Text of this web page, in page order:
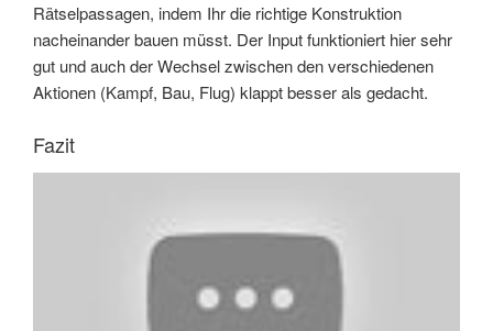
Rätselpassagen, indem Ihr die richtige Konstruktion
nacheinander bauen müsst. Der Input funktioniert hier sehr
gut und auch der Wechsel zwischen den verschiedenen
Aktionen (Kampf, Bau, Flug) klappt besser als gedacht.
Fazit